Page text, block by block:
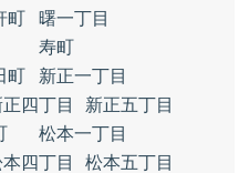
町
曙一丁目
寿町
町
新正一丁目
正四丁目
新正五丁目
松本一丁目
四丁目
松本五丁目